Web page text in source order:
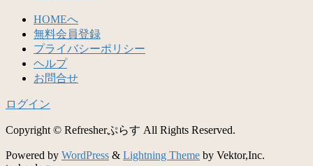
HOMEへ
無料会員登録
プライバシーポリシー
ヘルプ
お問合せ
ログイン
Copyright © Refresherぷらす All Rights Reserved.
Powered by WordPress & Lightning Theme by Vektor,Inc.